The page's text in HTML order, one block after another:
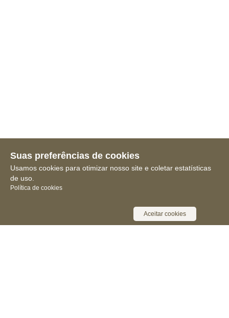
Suas preferências de cookies
Usamos cookies para otimizar nosso site e coletar estatísticas
de uso.
Política de cookies
Aceitar cookies